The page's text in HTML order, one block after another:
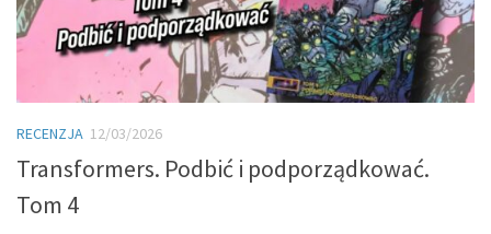
RECENZJA 12/03/2026
Transformers. Podbić i podporządkować.
Tom 4